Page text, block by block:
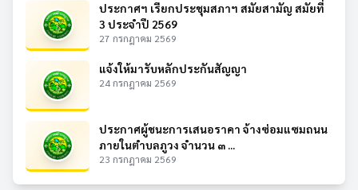
ประกาศฯ เรียกประชุมสภาฯ สมัยสามัญ สมัยที่
3 ประจำปี 2569
27 กรกฎาคม 2569
แจ้งให้มารับหลักประกันสัญญา
24 กรกฎาคม 2569
ประกาศผู้ชนะการเสนอราคา จ้างซ่อมแซมถนน
ภายในตำบลภูวง จำนวน ๓ ...
23 กรกฎาคม 2569